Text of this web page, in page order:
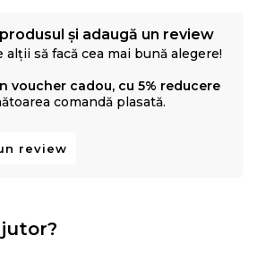
și adaugă un review
alții să facă cea mai bună alegere!
voucher cadou, cu 5% reducere
comandă plasată.
review